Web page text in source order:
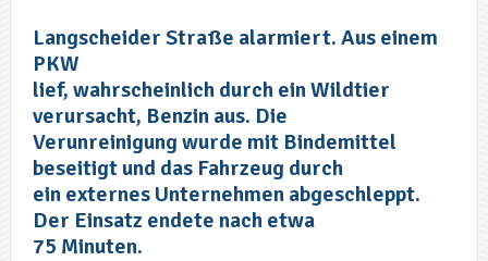
Langscheider Straße alarmiert. Aus einem
PKW
lief, wahrscheinlich durch ein Wildtier
verursacht, Benzin aus. Die
Verunreinigung wurde mit Bindemittel
beseitigt und das Fahrzeug durch
ein externes Unternehmen abgeschleppt.
Der Einsatz endete nach etwa
75 Minuten.